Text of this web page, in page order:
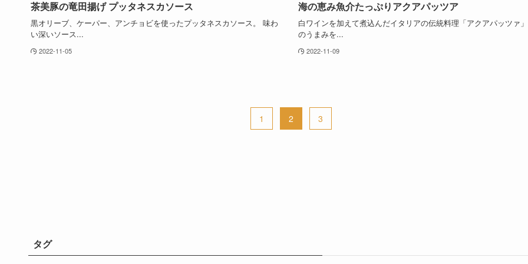
茶美豚の竜田揚げ プッタネスカソース
黒オリーブ、ケーパー、アンチョビを使ったプッタネスカソース。 味わ
い深いソース...
2022-11-05
海の恵み魚介たっぷりアクアパッツア
白ワインを加えて煮込んだイタリアの伝統料理「アクアパッツァ
のうまみを...
2022-11-09
1 2 3
タグ